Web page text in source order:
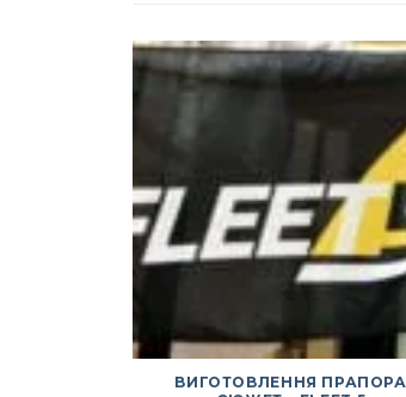
ВИГОТОВЛЕННЯ ПРАПОРА